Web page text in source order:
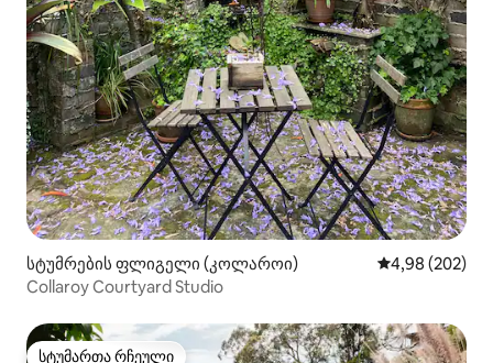
სტუმრების ფლიგელი (კოლაროი) საშუალო
4,98 (202)
Collaroy Courtyard Studio
სტუმართა რჩეული